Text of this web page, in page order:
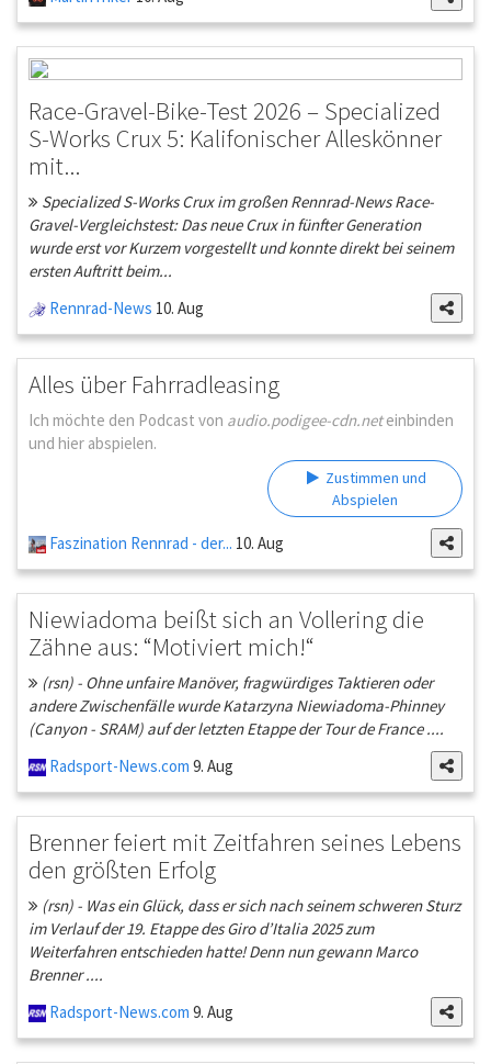
Race-Gravel-Bike-Test 2026 – Specialized
S-Works Crux 5: Kalifonischer Alleskönner
mit...
Specialized S-Works Crux im großen Rennrad-News Race-
Gravel-Vergleichstest: Das neue Crux in fünfter Generation
wurde erst vor Kurzem vorgestellt und konnte direkt bei seinem
ersten Auftritt beim...
Rennrad-News 10. Aug
Alles über Fahrradleasing
Ich möchte den Podcast von audio.podigee-cdn.neteinbinden
und hier abspielen.
Zustimmen und
Abspielen
Faszination Rennrad - der... 10. Aug
Niewiadoma beißt sich an Vollering die
Zähne aus: “Motiviert mich!“
(rsn) - Ohne unfaire Manöver, fragwürdiges Taktieren oder
andere Zwischenfälle wurde Katarzyna Niewiadoma-Phinney
(Canyon - SRAM) auf der letzten Etappe der Tour de France ....
Radsport-News.com 9. Aug
Brenner feiert mit Zeitfahren seines Lebens
den größten Erfolg
(rsn) - Was ein Glück, dass er sich nach seinem schweren Sturz
im Verlauf der 19. Etappe des Giro d’Italia 2025 zum
Weiterfahren entschieden hatte! Denn nun gewann Marco
Brenner ....
Radsport-News.com 9. Aug